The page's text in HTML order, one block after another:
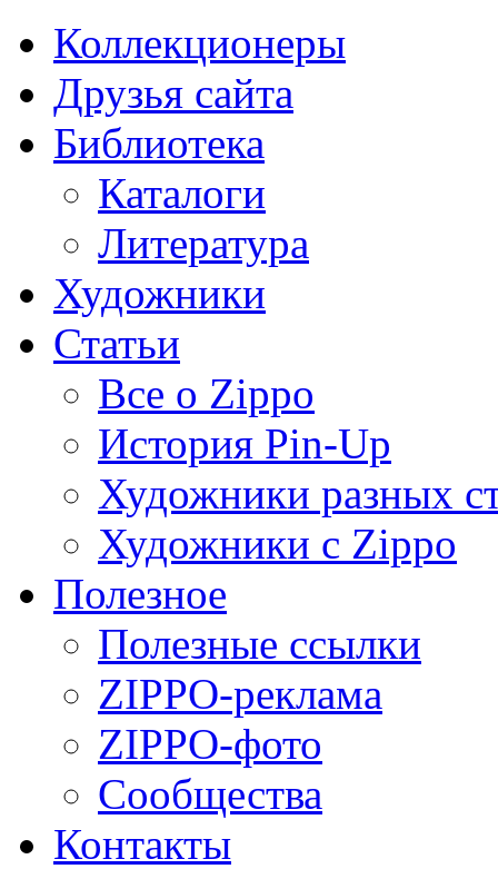
Коллекционеры
Друзья сайта
Библиотека
Каталоги
Литература
Художники
Статьи
Все о Zippo
История Pin-Up
Художники разных
Художники с Zippo
Полезное
Полезные ссылки
ZIPPO-реклама
ZIPPO-фото
Сообщества
Контакты